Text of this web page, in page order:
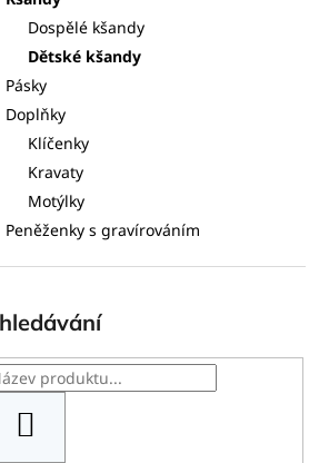
Dospělé kšandy
Dětské kšandy
Pásky
Doplňky
Klíčenky
Kravaty
Motýlky
Peněženky s gravírováním